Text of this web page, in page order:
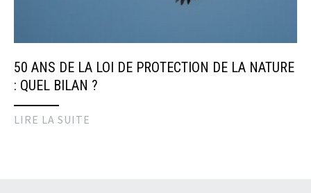
50 ANS DE LA LOI DE PROTECTION DE LA NATURE
: QUEL BILAN ?
LIRE LA SUITE